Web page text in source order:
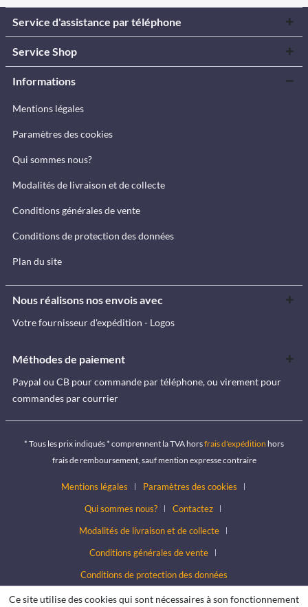
Service d'assistance par téléphone
Service Shop
Informations
Mentions légales
Paramètres des cookies
Qui sommes nous?
Modalités de livraison et de collecte
Conditions générales de vente
Conditions de protection des données
Plan du site
Nous réalisons nos envois avec
Votre fournisseur d'expédition - Logos
Méthodes de paiement
Paypal ou CB pour commande par téléphone, ou virement pour
commandes par courrier
* Tous les prix indiqués * comprennent la TVA horsfrais d'expédition hors
frais de remboursement, sauf mention expresse contraire
Mentions légales
Paramètres des cookies
Qui sommes nous?
Contactez
Modalités de livraison et de collecte
Conditions générales de vente
Conditions de protection des données
Ce site utilise des cookies qui sont nécessaires à son fonctionnement